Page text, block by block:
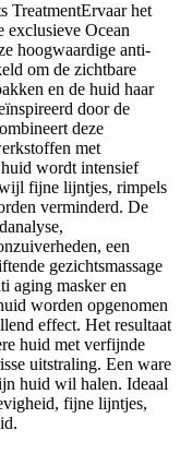
TreatmentErvaar het
exclusieve Ocean
hoogwaardige anti-
om de zichtbare
en de huid haar
door de
deze
met
wordt intensief
fijne lijntjes, rimpels
verminderd. De
een
gezichtsmassage
aging masker en
worden opgenomen
effect. Het resultaat
huid met verfijnde
uitstraling. Een ware
huid wil halen. Ideaal
fijne lijntjes,